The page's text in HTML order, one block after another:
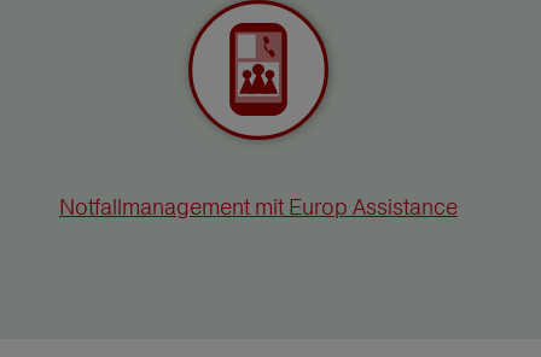
Notfallmanagement mit Europ Assistance